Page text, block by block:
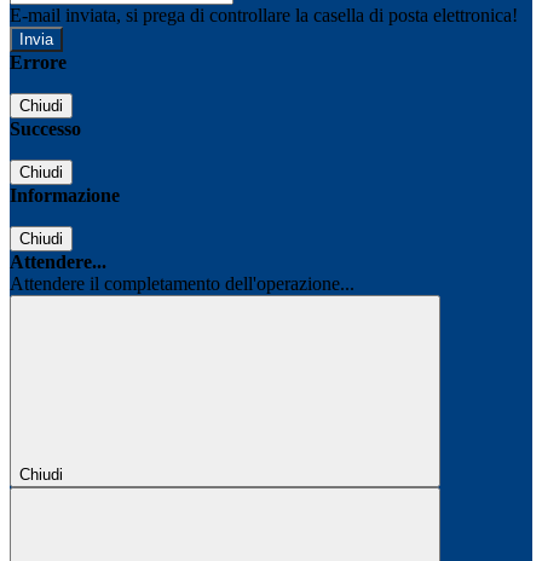
E-mail inviata, si prega di controllare la casella di posta elettronica!
Errore
Chiudi
Successo
Chiudi
Informazione
Chiudi
Attendere...
Attendere il completamento dell'operazione...
Chiudi